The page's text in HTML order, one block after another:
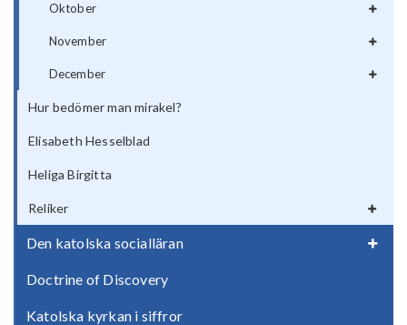
Oktober
November
December
Hur bedömer man mirakel?
Elisabeth Hesselblad
Heliga Birgitta
Reliker
Den katolska socialläran
Doctrine of Discovery
Katolska kyrkan i siffror